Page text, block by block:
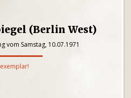
(Berlin West)
vom Samstag, 10.07.1971